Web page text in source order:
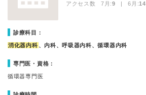
アクセス数 7月:9 | 6月:14
診療科目：
消化器内科 、内科、呼吸器内科、循環器内科
専門医・資格：
循環器専門医